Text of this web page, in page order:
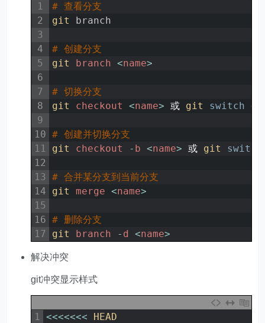
1
2
3
4
5
6
7
8
9
10
11
12
13
14
15
16
17
# 查看分支
git branch
# 创建分支
git branch <name>
# 切换分支
git checkout <name> 或 git switch <
# 创建并切换分支
git checkout - b <name> 或 git switch
# 合并某分支到当前分支
git merge <name>
# 删除分支
git branch - d <name>
解决冲突
git冲突显示样式
1 <<<<<<<
HEAD